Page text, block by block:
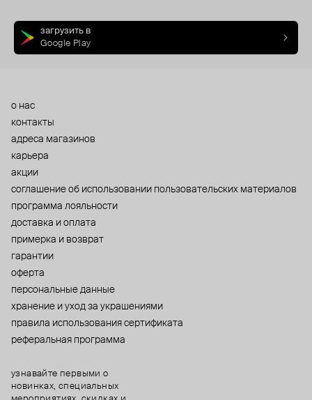
загрузить в
Google Play
о нас
контакты
адреса магазинов
карьера
акции
cоглашение об использовании пользовательских материалов
программа лояльности
доставка и оплата
примерка и возврат
гарантии
оферта
персональные данные
хранение и уход за украшениями
правила использования сертификата
реферальная программа
узнавайте первыми о
новинках, специальных